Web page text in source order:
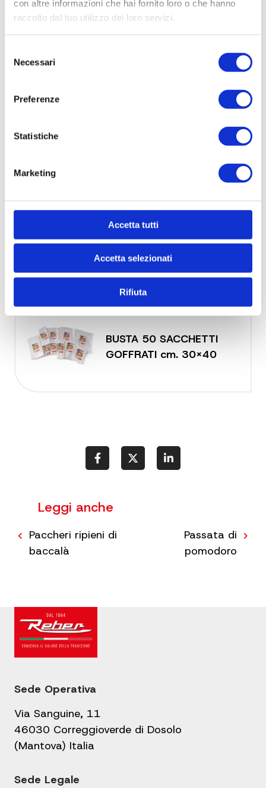
con altre informazioni che hai fornito loro o che hanno
raccolto dal tuo utilizzo dei loro servizi.
delNecessari
Preferenze
Statistiche
Marketing
Accetta tutti
Accetta selezionati
Rifiuta
FAMILY - Il sottovuoto per
la famiglia
GOURMET SOUS-VIDE
CBT 10 LT. colore CREMA
BUSTA 50 SACCHETTI
GOFFRATI cm. 30x40
Leggi anche
Navigazione
articoli
Paccheri ripieni di
baccalà
Passata di
pomodoro
Sede Operativa
Via Sanguine, 11
46030 Correggioverde di Dosolo
(Mantova) Italia
Sede Legale